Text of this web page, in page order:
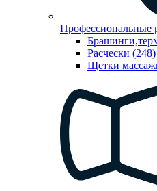
Профессиональные
Расчески (248)
Щетки